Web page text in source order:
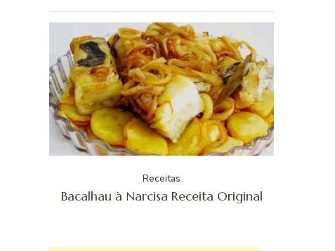
Receitas
Bacalhau à Narcisa Receita Original